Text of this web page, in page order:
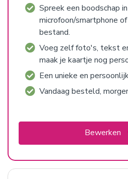
Spreek een boodschap
microfoon/smartphone
bestand.
Voeg zelf foto's, tekst
maak je kaartje nog
Een unieke en
Vandaag besteld,
Bewerken